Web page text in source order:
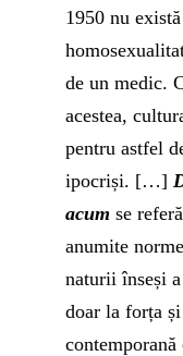
1950 nu
de un medic.
acestea,
pentru astfel
ipocriși. […]
acum se
anumite
naturii înseși
doar la forța